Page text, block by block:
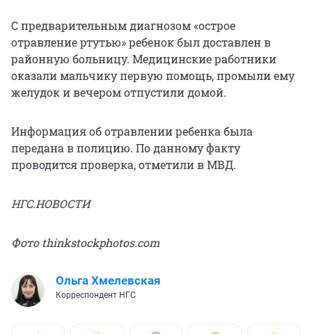
С предварительным диагнозом «острое
отравление ртутью» ребенок был доставлен в
районную больницу. Медицинские работники
оказали мальчику первую помощь, промыли ему
желудок и вечером отпустили домой.
Информация об отравлении ребенка была
передана в полицию. По данному факту
проводится проверка, отметили в МВД.
НГС.НОВОСТИ
Фото thinkstockphotos.com
Ольга Хмелевская
Корреспондент НГС